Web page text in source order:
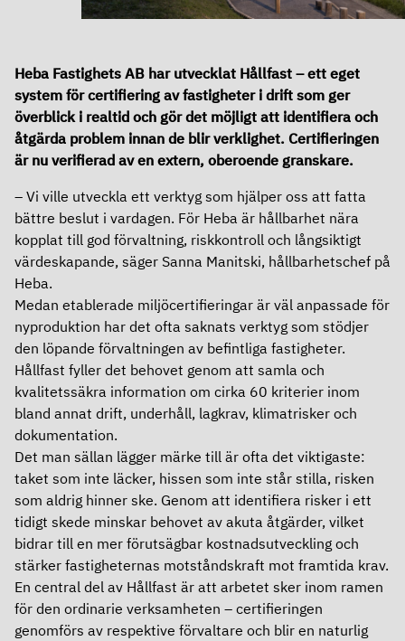
Ersättningar
Revisor
Bolagsordning
Bolagsstyrningsrapport
Årsredovisning
Heba Fastighets AB har utvecklat Hållfast – ett eget
system för certifiering av fastigheter i drift som ger
överblick i realtid och gör det möjligt att identifiera och
åtgärda problem innan de blir verklighet. Certifieringen
är nu verifierad av en extern, oberoende granskare.
– Vi ville utveckla ett verktyg som hjälper oss att fatta
bättre beslut i vardagen. För Heba är hållbarhet nära
kopplat till god förvaltning, riskkontroll och långsiktigt
värdeskapande, säger Sanna Manitski, hållbarhetschef på
Heba.
Medan etablerade miljöcertifieringar är väl anpassade för
nyproduktion har det ofta saknats verktyg som stödjer
den löpande förvaltningen av befintliga fastigheter.
Hållfast fyller det behovet genom att samla och
kvalitetssäkra information om cirka 60 kriterier inom
bland annat drift, underhåll, lagkrav, klimatrisker och
dokumentation.
Det man sällan lägger märke till är ofta det viktigaste:
taket som inte läcker, hissen som inte står stilla, risken
som aldrig hinner ske. Genom att identifiera risker i ett
tidigt skede minskar behovet av akuta åtgärder, vilket
bidrar till en mer förutsägbar kostnadsutveckling och
stärker fastigheternas motståndskraft mot framtida krav.
En central del av Hållfast är att arbetet sker inom ramen
för den ordinarie verksamheten – certifieringen
genomförs av respektive förvaltare och blir en naturlig